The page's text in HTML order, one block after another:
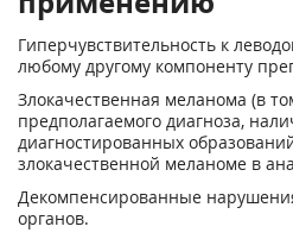
Гиперчувствительность к
любому другому компоненту
Злокачественная меланома (в
предполагаемого диагноза,
диагностированных
злокачественной меланоме в
Декомпенсированные
органов.